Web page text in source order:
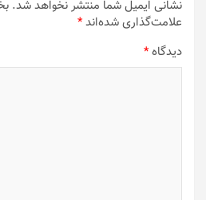
نشانی ایمیل شما منتشر نخواهد شد.
علامت‌گذاری شده‌اند*
دیدگاه*